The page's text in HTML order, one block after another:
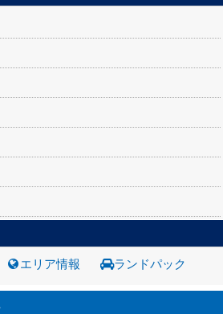
エリア情報 ランドパック